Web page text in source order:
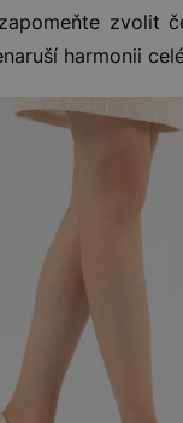
zvolit
harmonii